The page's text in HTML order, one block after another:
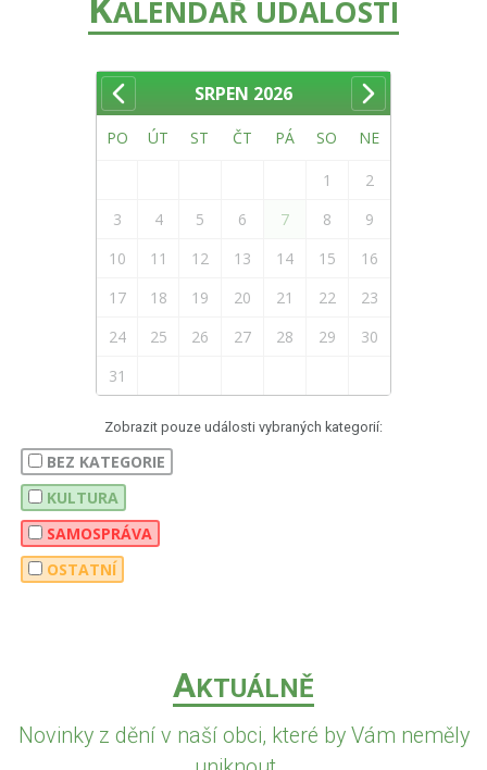
ALENDÁŘ UDÁLOSTÍ
SRPEN 2026
PO ÚT ST ČT PÁ SO NE
1
2
3
4 5 6 7 8
9
10
11 12 13 14 15
16
17
18 19 20 21 22
23
24
25 26 27 28 29
30
31
Zobrazit pouze události vybraných kategorií:
BEZ KATEGORIE
KULTURA
SAMOSPRÁVA
OSTATNÍ
AKTUÁLNĚ
Novinky z dění v naší obci, které by Vám neměly